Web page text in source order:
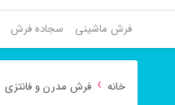
فرش ماشینی سجاده فرش
خانه › فرش مدرن و فانتزی